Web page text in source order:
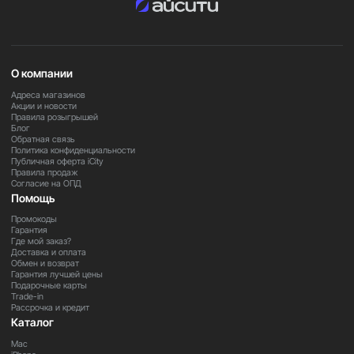
О компании
Адреса магазинов
Акции и новости
Правила розыгрышей
Блог
Обратная связь
Политика конфиденциальности
Публичная оферта iCity
Правила продаж
Согласие на ОПД
Помощь
Промокоды
Гарантия
Где мой заказ?
Доставка и оплата
Обмен и возврат
Гарантия лучшей цены
Подарочные карты
Trade-in
Рассрочка и кредит
Каталог
Mac